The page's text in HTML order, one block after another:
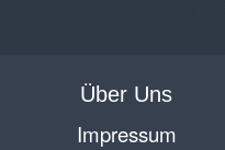
Über Uns
Impressum